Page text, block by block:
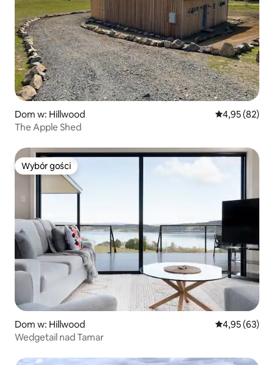
Dom w: Hillwood Średnia
4,95 (82)
The Apple Shed
Wybór gości
Wybór gości
Dom w: Hillwood Średnia
4,95 (63)
Wedgetail nad Tamar